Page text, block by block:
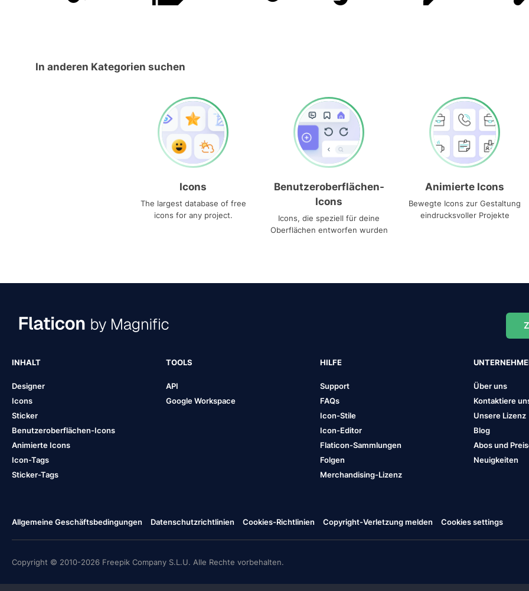
In anderen Kategorien suchen
Icons
The largest database of free
icons for any project.
Benutzeroberflächen-
Icons
Icons, die speziell für deine
Oberflächen entworfen wurden
Animierte Icons
Bewegte Icons zur Gestaltung
eindrucksvoller Projekte
INHALT
Designer
Icons
Sticker
Benutzeroberflächen-Icons
Animierte Icons
Icon-Tags
Sticker-Tags
TOOLS
API
Google Workspace
HILFE
Support
FAQs
Icon-Stile
Icon-Editor
Flaticon-Sammlungen
Folgen
Merchandising-Lizenz
Über uns
Kontaktiere
Unsere Lizenz
Blog
Abos und
Neuigkeiten
Allgemeine Geschäftsbedingungen Datenschutzrichtlinien Cookies-Richtlinien Copyright-Verletzung melden Cookies settings
Copyright © 2010-2026 Freepik Company S.L.U. Alle Rechte vorbehalten.